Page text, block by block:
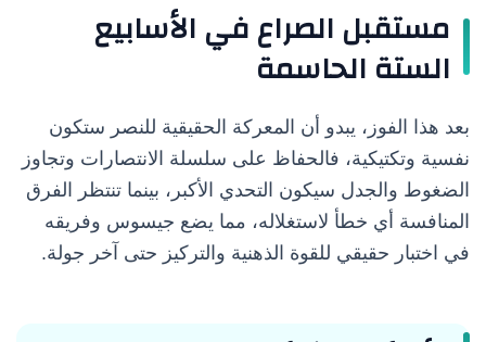
مستقبل الصراع في الأسابيع
الستة الحاسمة
بعد هذا الفوز، يبدو أن المعركة الحقيقية للنصر ستكون
نفسية وتكتيكية، فالحفاظ على سلسلة الانتصارات وتجاوز
الضغوط والجدل سيكون التحدي الأكبر، بينما تنتظر الفرق
المنافسة أي خطأ لاستغلاله، مما يضع جيسوس وفريقه
في اختبار حقيقي للقوة الذهنية والتركيز حتى آخر جولة.